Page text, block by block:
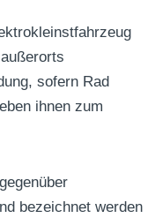
sofern Rad
ihnen zum
bezeichnet werden